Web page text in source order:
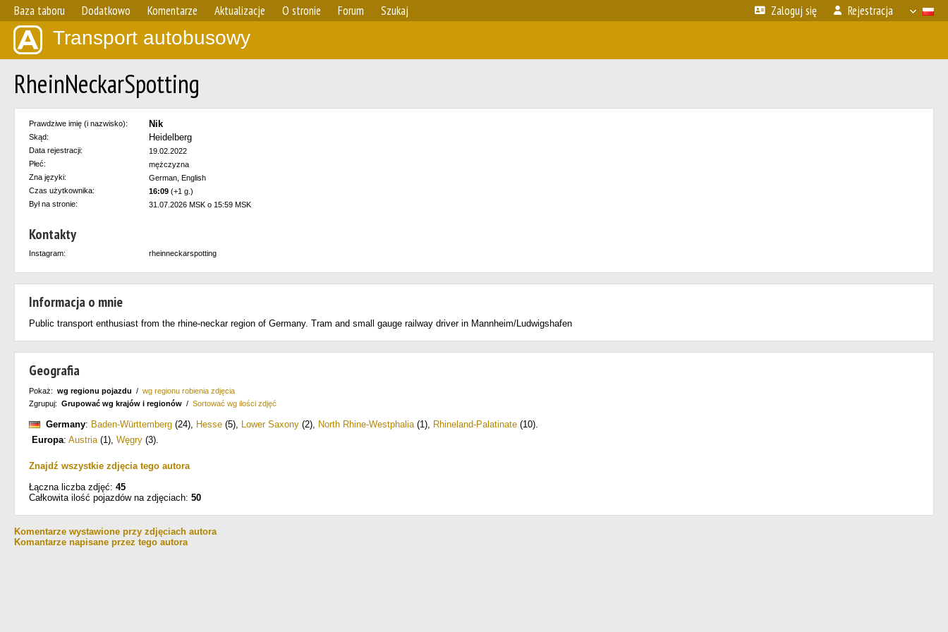
Baza taboru Dodatkowo Komentarze Aktualizacje O stronie Forum Szukaj Zaloguj się Rejestracja
Transport autobusowy
RheinNeckarSpotting
Prawdziwe imię (i nazwisko): Nik
Skąd: Heidelberg
Data rejestracji:
19.02.2022
Płeć:
mężczyzna
Zna języki:
German, English
Czas użytkownika:
16:09 (+1 g.)
Był na stronie:
31.07.2026 MSK o 15:59 MSK
Kontakty
Instagram: rheinneckarspotting
Informacja o mnie
Public transport enthusiast from the rhine-neckar region of Germany. Tram and small gauge railway driver in Mannheim/Ludwigshafen
Geografia
Pokaż: wg regionu pojazdu / wg regionu robienia zdjęcia
Zgrupuj: Grupować wg krajów i regionów / Sortować wg ilości zdjęć
Germany: Baden-Württemberg (24), Hesse (5), Lower Saxony (2), North Rhine-Westphalia(1), Rhineland-Palatinate (10).
Europa: Austria(1), Węgry (3).
Znajdź wszystkie zdjęcia tego autora
Łączna liczba zdjęć: 45
Całkowita ilość pojazdów na zdjęciach: 50
Komentarze wystawione przy zdjęciach autora
Komantarze napisane przez tego autora